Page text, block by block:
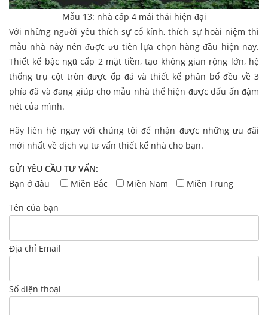
Mẫu 13: nhà cấp 4 mái thái hiện đại
Với những người yêu thích sự cổ kính, thích sự hoài niệm thì
mẫu nhà này nên được ưu tiên lựa chọn hàng đầu hiện nay.
Thiết kế bậc ngũ cấp 2 mặt tiền, tạo không gian rộng lớn, hệ
thống trụ cột tròn được ốp đá và thiết kế phân bố đều về 3
phía đã và đang giúp cho mẫu nhà thể hiện được dấu ấn đậm
nét của mình.
Hãy liên hệ ngay với chúng tôi để nhận được những ưu đãi
mới nhất về dịch vụ tư vấn thiết kế nhà cho bạn.
GỬI YÊU CẦU TƯ VẤN:
Bạn ở đâu
Miền Bắc Miền Nam Miền Trung
Tên của bạn
Địa chỉ Email
Số điện thoại